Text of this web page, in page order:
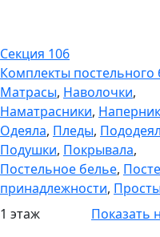
Секция 106
Комплекты постельного
Матрасы, Наволочки,
Наматрасники,
Одеяла, Пледы,
Подушки, Покрывала,
Постельное белье,
принадлежности,
1 этаж
Показать